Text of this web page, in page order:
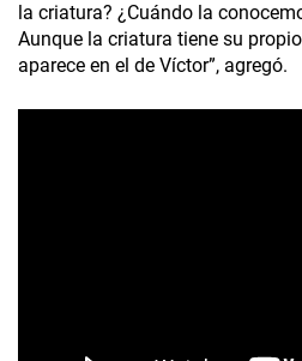
la criatura? ¿Cuándo la
Aunque la criatura tiene su
aparece en el de Víctor”, agregó.